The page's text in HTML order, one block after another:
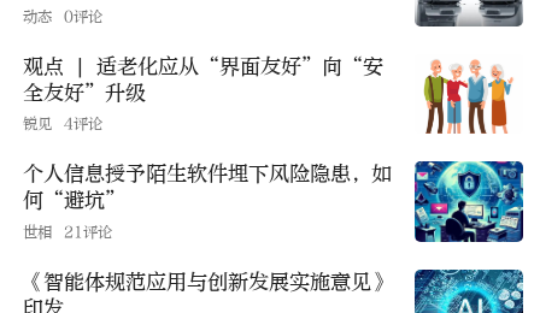
动态 0评论
观点 | 适老化应从“界面友好”向“安
全友好”升级
锐见 4评论
个人信息授予陌生软件埋下风险隐患，如
何“避坑”
世相 21评论
《智能体规范应用与创新发展实施意见》